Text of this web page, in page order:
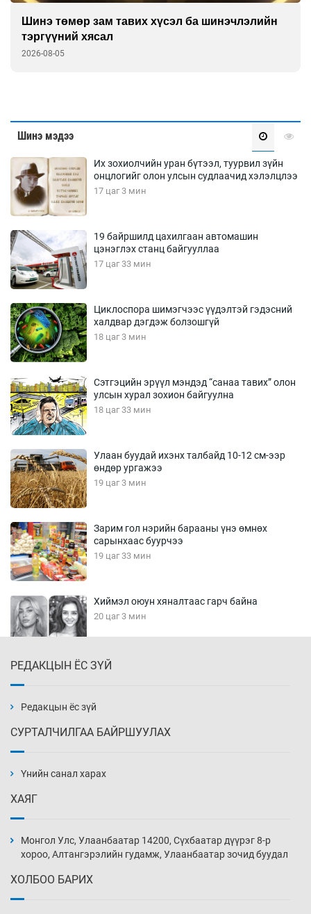
Шинэ төмөр зам тавих хүсэл ба шинэчлэлийн
тэргүүний хясал
2026-08-05
Шинэ мэдээ
Их зохиолчийн уран бүтээл, туурвил зүйн
онцлогийг олон улсын судлаачид хэлэлцлээ
17 цаг 3 мин
19 байршилд цахилгаан автомашин
цэнэглэх станц байгууллаа
17 цаг 33 мин
Циклоспора шимэгчээс үүдэлтэй гэдэсний
халдвар дэгдэж болзошгүй
18 цаг 3 мин
Сэтгэцийн эрүүл мэндэд “санаа тавих” олон
улсын хурал зохион байгуулна
18 цаг 33 мин
Улаан буудай ихэнх талбайд 10-12 см-ээр
өндөр ургажээ
19 цаг 3 мин
Зарим гол нэрийн барааны үнэ өмнөх
сарынхаас буурчээ
19 цаг 33 мин
Хиймэл оюун хяналтаас гарч байна
20 цаг 3 мин
20 цаг 33 мин
нэмэгджээ
21 цаг 3 мин
РЕДАКЦЫН ЁС ЗҮЙ
Редакцын ёс зүй
СУРТАЛЧИЛГАА БАЙРШУУЛАХ
Үнийн санал харах
ХАЯГ
Монгол Улс, Улаанбаатар 14200, Сүхбаатар дүүрэг 8-р
хороо, Алтангэрэлийн гудамж, Улаанбаатар зочид буудал
ХОЛБОО БАРИХ